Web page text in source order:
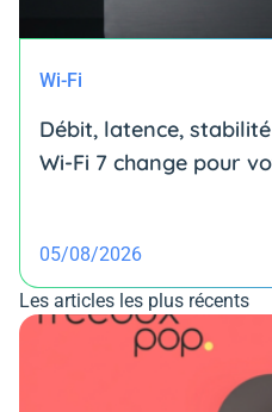
Wi-Fi
Débit, latence,
Wi-Fi 7 change pour
05/08/2026
Les articles les plus récents